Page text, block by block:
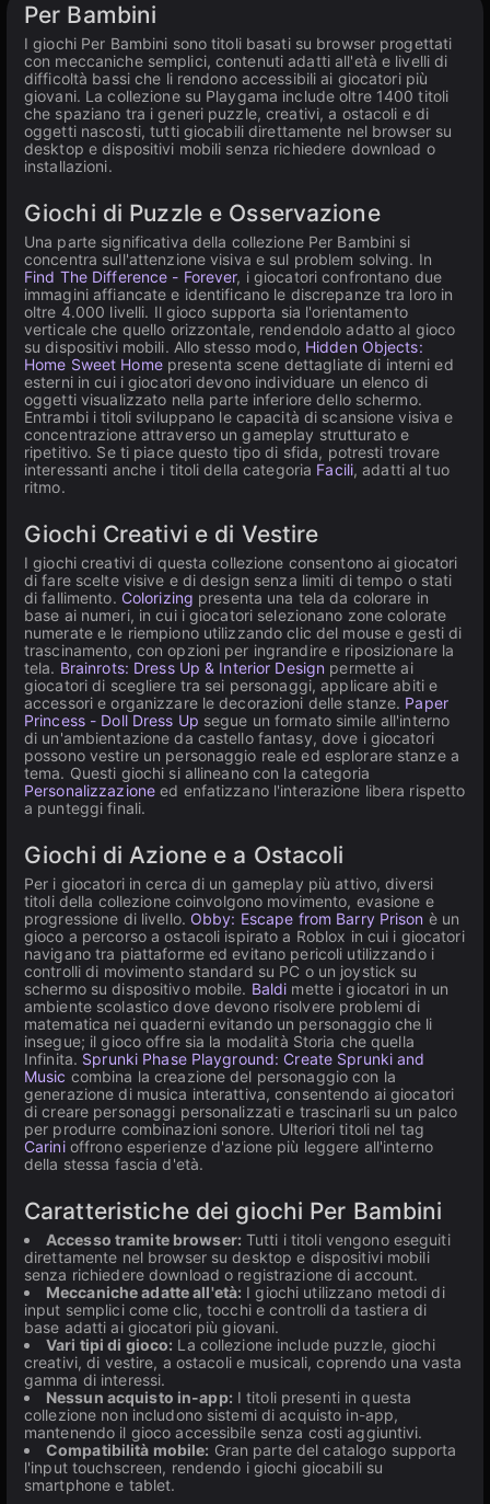
Per Bambini
I giochi Per Bambini sono titoli basati su browser progettati
con meccaniche semplici, contenuti adatti all'età e livelli di
difficoltà bassi che li rendono accessibili ai giocatori più
giovani. La collezione su Playgama include oltre 1400 titoli
che spaziano tra i generi puzzle, creativi, a ostacoli e di
oggetti nascosti, tutti giocabili direttamente nel browser su
desktop e dispositivi mobili senza richiedere download o
installazioni.
Giochi di Puzzle e Osservazione
Una parte significativa della collezione Per Bambini si
concentra sull'attenzione visiva e sul problem solving. In
Find The Difference - Forever, i giocatori confrontano due
immagini affiancate e identificano le discrepanze tra loro in
oltre 4.000 livelli. Il gioco supporta sia l'orientamento
verticale che quello orizzontale, rendendolo adatto al gioco
su dispositivi mobili. Allo stesso modo, Hidden Objects:
Home Sweet Homepresenta scene dettagliate di interni ed
esterni in cui i giocatori devono individuare un elenco di
oggetti visualizzato nella parte inferiore dello schermo.
Entrambi i titoli sviluppano le capacità di scansione visiva e
concentrazione attraverso un gameplay strutturato e
ripetitivo. Se ti piace questo tipo di sfida, potresti trovare
interessanti anche i titoli della categoria Facili, adatti al tuo
ritmo.
Giochi Creativi e di Vestire
I giochi creativi di questa collezione consentono ai giocatori
di fare scelte visive e di design senza limiti di tempo o stati
di fallimento. Colorizing presenta una tela da colorare in
base ai numeri, in cui i giocatori selezionano zone colorate
numerate e le riempiono utilizzando clic del mouse e gesti di
trascinamento, con opzioni per ingrandire e riposizionare la
tela. Brainrots: Dress Up & Interior Design permette ai
giocatori di scegliere tra sei personaggi, applicare abiti e
accessori e organizzare le decorazioni delle stanze. Paper
Princess - Doll Dress Up segue un formato simile all'interno
di un'ambientazione da castello fantasy, dove i giocatori
possono vestire un personaggio reale ed esplorare stanze a
tema. Questi giochi si allineano con la categoria
Personalizzazione ed enfatizzano l'interazione libera rispetto
a punteggi finali.
Giochi di Azione e a Ostacoli
Per i giocatori in cerca di un gameplay più attivo, diversi
titoli della collezione coinvolgono movimento, evasione e
progressione di livello. Obby: Escape from Barry Prison è un
gioco a percorso a ostacoli ispirato a Roblox in cui i giocatori
navigano tra piattaforme ed evitano pericoli utilizzando i
controlli di movimento standard su PC o un joystick su
schermo su dispositivo mobile. Baldi mette i giocatori in un
ambiente scolastico dove devono risolvere problemi di
matematica nei quaderni evitando un personaggio che li
insegue; il gioco offre sia la modalità Storia che quella
Infinita. Sprunki Phase Playground: Create Sprunki and
Music combina la creazione del personaggio con la
generazione di musica interattiva, consentendo ai giocatori
di creare personaggi personalizzati e trascinarli su un palco
per produrre combinazioni sonore. Ulteriori titoli nel tag
Carinioffrono esperienze d'azione più leggere all'interno
della stessa fascia d'età.
Caratteristiche dei giochi Per Bambini
Accesso tramite browser: Tutti i titoli vengono eseguiti
direttamente nel browser su desktop e dispositivi mobili
senza richiedere download o registrazione di account.
Meccaniche adatte all'età: I giochi utilizzano metodi di
input semplici come clic, tocchi e controlli da tastiera di
base adatti ai giocatori più giovani.
Vari tipi di gioco: La collezione include puzzle, giochi
creativi, di vestire, a ostacoli e musicali, coprendo una vasta
gamma di interessi.
Nessun acquisto in-app: I titoli presenti in questa
collezione non includono sistemi di acquisto in-app,
mantenendo il gioco accessibile senza costi aggiuntivi.
Compatibilità mobile: Gran parte del catalogo supporta
l'input touchscreen, rendendo i giochi giocabili su
smartphone e tablet.